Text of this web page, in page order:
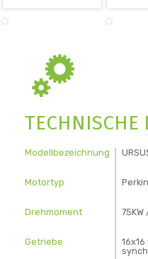
TECHNISCHE
Modellbezeichnung
Motortyp
Drehmoment
Getriebe